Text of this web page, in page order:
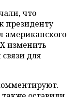
что
президенту
изменить
для